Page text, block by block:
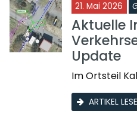
21. Mai 2026
Aktuelle
Update
Im Ortsteil
ARTIKEL